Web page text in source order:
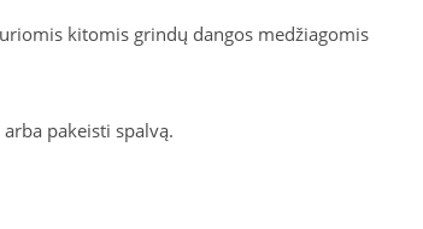
kitomis grindų dangos medžiagomis
pakeisti spalvą.